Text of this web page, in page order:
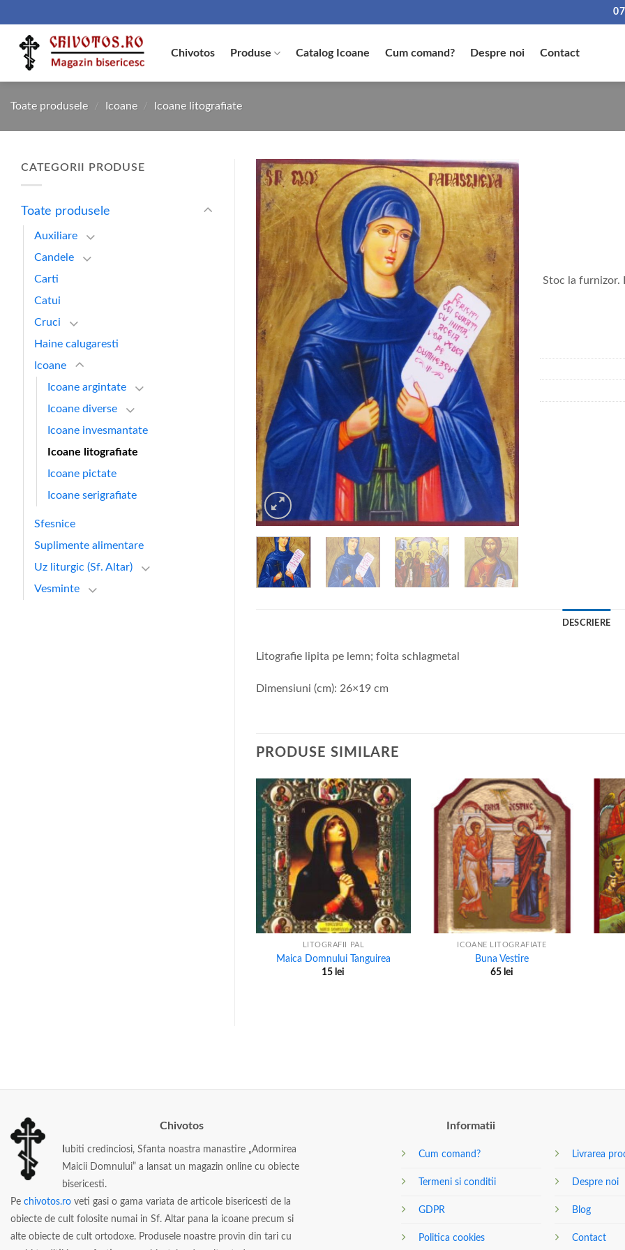
to
content
Chivotos Produse Catalog Icoane Cum comand? Despre noi Contact
Toate produsele / Icoane / Icoane litografiate
CATEGORII PRODUSE
Toate produsele
Auxiliare
Candele
Carti
Catui
Cruci
Haine calugaresti
Icoane
Icoane argintate
Icoane diverse
Icoane invesmantate
Icoane litografiate
Icoane pictate
Icoane serigrafiate
Sfesnice
Suplimente alimentare
Uz liturgic (Sf. Altar)
Vesminte
Stoc la furnizor.
DESCRIERE
Litografie lipita pe lemn; foita schlagmetal
Dimensiuni (cm): 26×19 cm
PRODUSE SIMILARE
+
LITOGRAFII PAL
Maica Domnului Tanguirea
15 lei
+
ICOANE LITOGRAFIATE
Buna Vestire
65 lei
+
Chivotos
ubiti credinciosi, Sfanta noastra manastire „Adormirea
Maicii Domnului” a lansat un magazin online cu obiecte
bisericesti.
Pe chivotos.ro veti gasi o gama variata de articole bisericesti de la
obiecte de cult folosite numai in Sf. Altar pana la icoane precum si
alte obiecte de cult ortodoxe. Produsele noastre provin din tari cu
Informatii
Cum comand?
Termeni si conditii
GDPR
Politica cookies
Livrarea
Despre noi
Blog
Contact